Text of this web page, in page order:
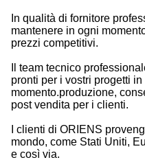
In qualità di fornitore
mantenere in ogni
prezzi competitivi.
Il team tecnico
pronti per i vostri progetti
momento.produzione,
post vendita per i clienti.
I clienti di ORIENS
mondo, come Stati Uniti,
e così via.